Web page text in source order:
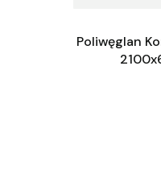
Poliwęglan